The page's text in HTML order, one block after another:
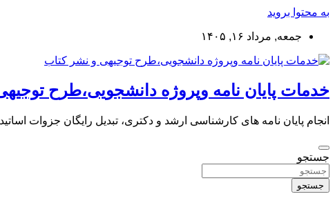
به محتوا بروید
جمعه, مرداد ۱۶, ۱۴۰۵
خدمات پایان نامه وپروژه دانشجویی،طرح
انجام پایان نامه های کارشناسی ارشد و دکتری، تبدیل رایگان جزوات
جستجو
جستجو